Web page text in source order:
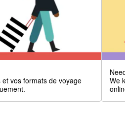
vos formats de voyage
We